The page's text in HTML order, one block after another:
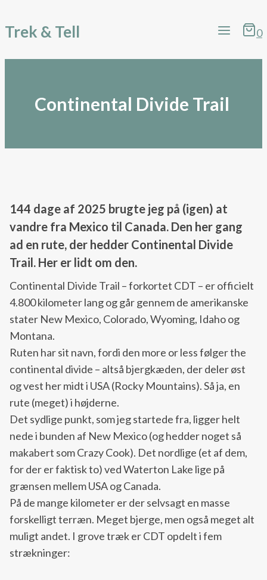
til
Trek & Tell 0
Continental Divide Trail
144 dage af 2025 brugte jeg på (igen) at
vandre fra Mexico til Canada. Den her gang
ad en rute, der hedder Continental Divide
Trail. Her er lidt om den.
Continental Divide Trail – forkortet CDT – er officielt
4.800 kilometer lang og går gennem de amerikanske
stater New Mexico, Colorado, Wyoming, Idaho og
Montana.
Ruten har sit navn, fordi den more or less følger the
continental divide – altså bjergkæden, der deler øst
og vest her midt i USA (Rocky Mountains). Så ja, en
rute (meget) i højderne.
Det sydlige punkt, som jeg startede fra, ligger helt
nede i bunden af New Mexico (og hedder noget så
makabert som Crazy Cook). Det nordlige (et af dem,
for der er faktisk to) ved Waterton Lake lige på
grænsen mellem USA og Canada.
På de mange kilometer er der selvsagt en masse
forskelligt terræn. Meget bjerge, men også meget alt
muligt andet. I grove træk er CDT opdelt i fem
strækninger: